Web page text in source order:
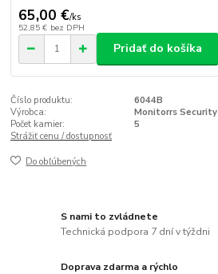
65,00 €/ks
52,85 € bez DPH
Pridať do košíka
Číslo produktu:
6044B
Výrobca:
Monitorrs Security
Počet kamier:
5
Strážiť cenu / dostupnosť
Do obľúbených
S nami to zvládnete
Technická podpora 7 dní v týždni
Doprava zdarma a rýchlo